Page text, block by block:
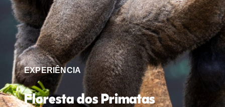
EXPERIÊNCIA
Floresta dos Primatas